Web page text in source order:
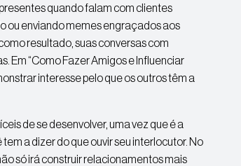
quando falam com clientes
ou enviando memes engraçados aos
resultado, suas conversas com
Em “Como Fazer Amigos e Influenciar
interesse pelo que os outros têm a
de se desenvolver, uma vez que é a
a dizer do que ouvir seu interlocutor. No
só irá construir relacionamentos mais